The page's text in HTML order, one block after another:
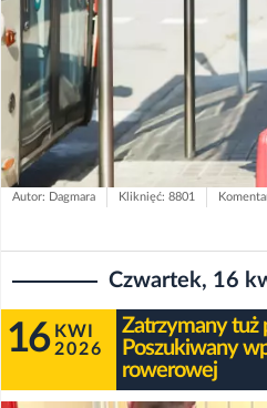
Autor: Dagmara Kliknięć: 8801
Czwartek, 16
16 KWI
2026
Zatrzymany tuż
Poszukiwany
rowerowej